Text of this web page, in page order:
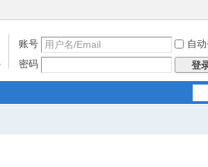
账号 自
密码
登